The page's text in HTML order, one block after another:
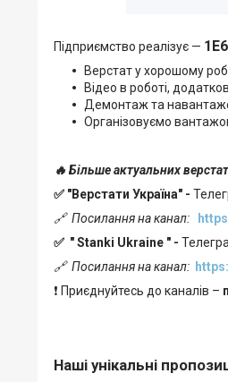
Підприємство реалізує —
Верстат у хорошому
Відео в роботі,
Демонтаж та
Організовуємо
🔥 Більше актуальних
✅ "Верстати Україна" -
🔗 Посилання на канал:
✅ "Stanki Ukraine " -
🔗 Посилання на канал:
❗ Приєднуйтесь до каналів –
Наші унікальні